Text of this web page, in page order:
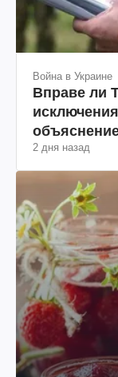
Война в Украине
Вправе ли
2 дня назад